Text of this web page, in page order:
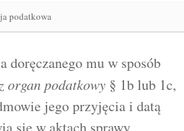
podatkowa
doręczanego mu w sposób
organ podatkowy § 1b lub 1c,
jego przyjęcia i datą
się w aktach sprawy.